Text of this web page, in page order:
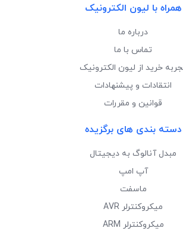
همراه با لیون الکترونیک
درباره ما
تماس با ما
خرید از لیون الکترونیک
انتقادات و پیشنهادات
قوانین و مقررات
دسته بندی های برگزیده
مبدل آنالوگ به دیجیتال
آپ امپ
ماسفت
میکروکنترلر AVR
میکروکنترلر ARM